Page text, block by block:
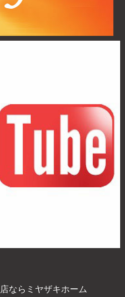
ならミヤザキホーム